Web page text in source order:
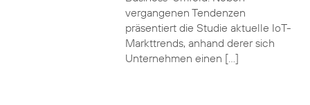
vergangenen Tendenzen
präsentiert die Studie aktuelle IoT-
Markttrends, anhand derer sich
Unternehmen einen […]